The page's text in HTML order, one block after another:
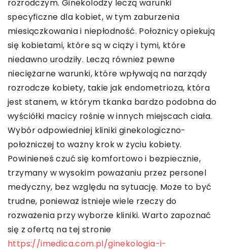
rozrodczym. Ginekolodzy leczą warunki
specyficzne dla kobiet, w tym zaburzenia
miesiączkowania i niepłodność. Położnicy opiekują
się kobietami, które są w ciąży i tymi, które
niedawno urodziły. Leczą również pewne
nieciężarne warunki, które wpływają na narządy
rozrodcze kobiety, takie jak endometrioza, która
jest stanem, w którym tkanka bardzo podobna do
wyściółki macicy rośnie w innych miejscach ciała.
Wybór odpowiedniej kliniki ginekologiczno-
położniczej to ważny krok w życiu kobiety.
Powinieneś czuć się komfortowo i bezpiecznie,
trzymany w wysokim poważaniu przez personel
medyczny, bez względu na sytuację. Może to być
trudne, ponieważ istnieje wiele rzeczy do
rozważenia przy wyborze kliniki. Warto zapoznać
się z ofertą na tej stronie
https://imedica.com.pl/ginekologia-i-